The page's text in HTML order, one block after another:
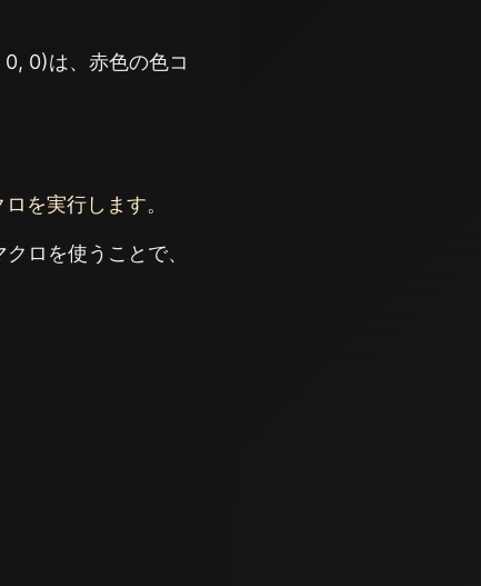
0)は、赤色の色コ
を実行します。
ロを使うことで、